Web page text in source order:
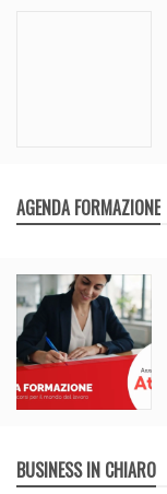
AGENDA FORMAZIONE
BUSINESS IN CHIARO